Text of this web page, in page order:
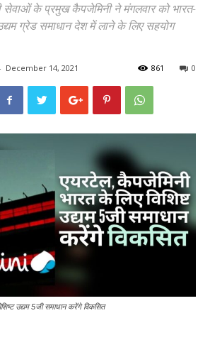
सेवाओं के प्रमुख कैपजेमिनी ने मंगलवार को भारत-
ग्रेड समाधान देश में लाने के लिए सहयोग
December 14, 2021 0
861
उद्यम 5जी समाधान करेंगे विकसित